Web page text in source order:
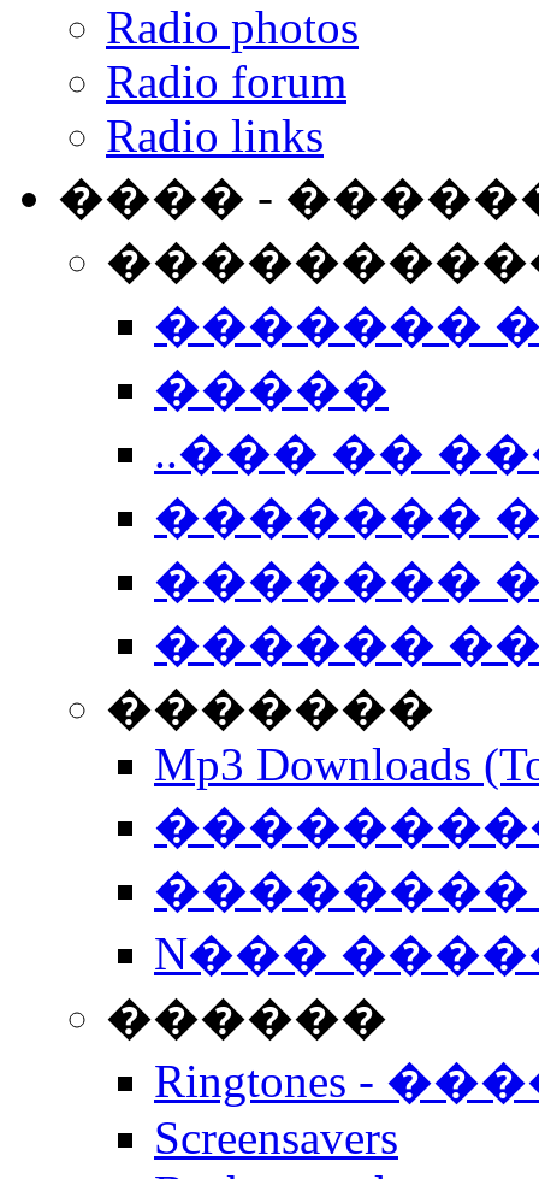
Radio photos
Radio forum
Radio links
���� -
�������
�����
..��� ��
�������
�������
������
�������
Mp3 Downloads
��������
N���
������
Ringtones -
Screensavers